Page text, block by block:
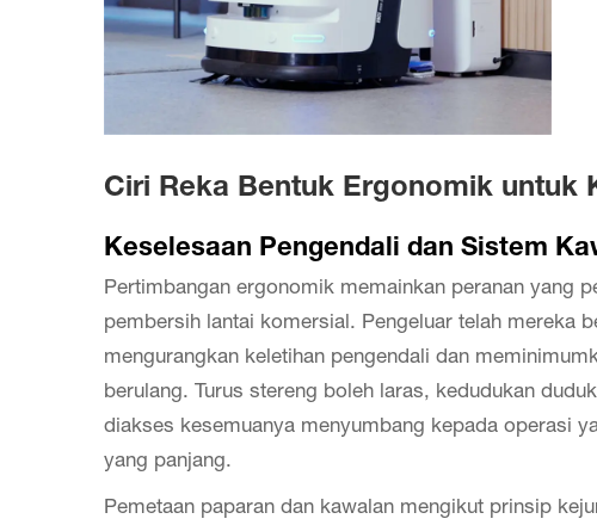
Ciri Reka Bentuk Ergonomik untuk
Keselesaan Pengendali dan Sistem
Pertimbangan ergonomik memainkan peranan yang
pembersih lantai komersial. Pengeluar telah mereka
mengurangkan keletihan pengendali dan
berulang. Turus stereng boleh laras, kedudukan
diakses kesemuanya menyumbang kepada operasi
yang panjang.
Pemetaan paparan dan kawalan mengikut prinsip